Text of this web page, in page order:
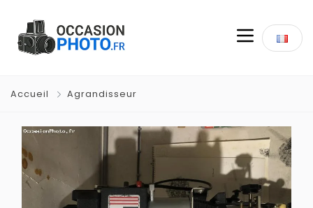
Accueil Agrandisseur